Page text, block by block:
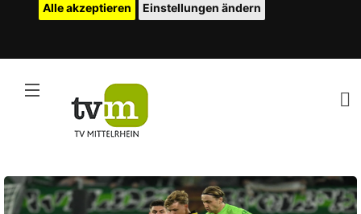
Alle akzeptieren Einstellungen ändern